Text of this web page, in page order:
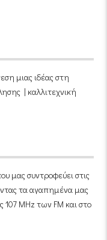
μιας ιδέας στη
| καλλιτεχνική
μας συντροφεύει στις
τα αγαπημένα μας
107 MHz των FM και στο